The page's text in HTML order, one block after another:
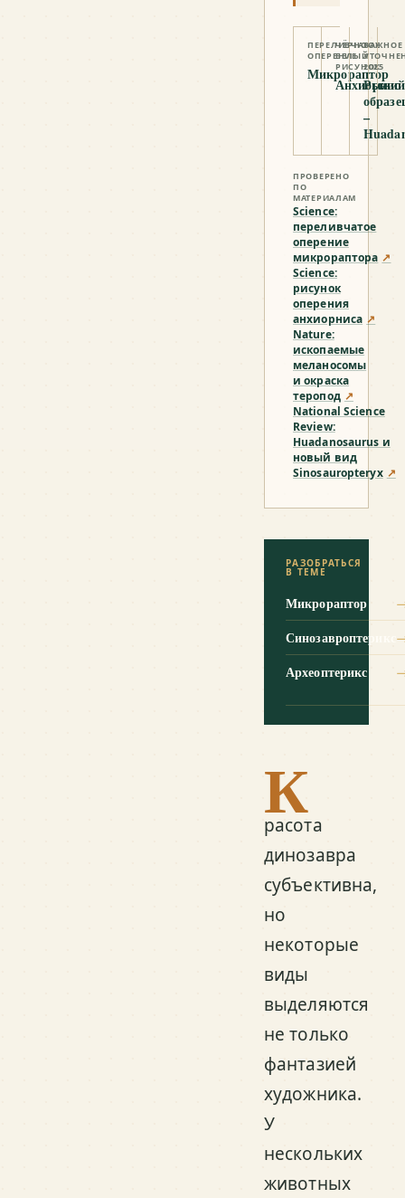
ПЕРЕЛИВЧАТОЕ
ОПЕРЕНИЕ
Микрораптор
ЧЁРНО-
БЕЛЫЙ
РИСУНОК
Анхиорнис
ВАЖНОЕ
2025
Рыжий
–
ПРОВЕРЕНО
ПО
МАТЕРИАЛАМ
Science:
переливчатое
оперение
микрораптора ↗
Science:
рисунок
оперения
анхиорниса ↗
Nature:
ископаемые
меланосомы
и окраска
теропод ↗
National Science
Review:
Huadanosaurus и
новый вид
Sinosauropteryx ↗
РАЗОБРАТЬСЯ
В ТЕМЕ
Микрораптор
Синозавроптерикс
Археоптерикс
К
расота
динозавра
субъективна,
но
некоторые
виды
выделяются
не только
фантазией
художника.
У
нескольких
животных